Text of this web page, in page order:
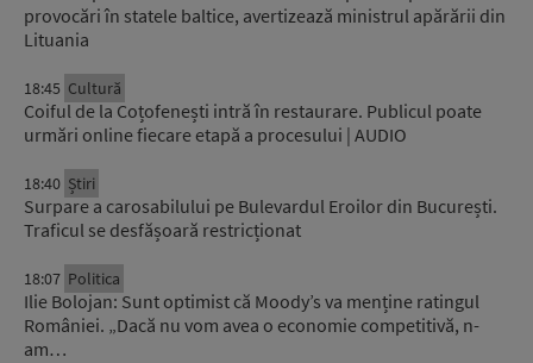
provocări în statele baltice, avertizează ministrul apărării din
Lituania
18:45 Cultură
Coiful de la Coțofenești intră în restaurare. Publicul poate
urmări online fiecare etapă a procesului | AUDIO
18:40 Știri
Surpare a carosabilului pe Bulevardul Eroilor din București.
Traficul se desfășoară restricționat
18:07 Politica
Ilie Bolojan: Sunt optimist că Moody’s va menține ratingul
României. „Dacă nu vom avea o economie competitivă, n-
am…